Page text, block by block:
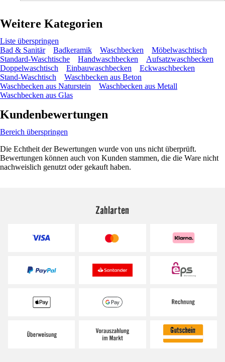
Weitere Kategorien
Liste überspringen
Bad & Sanitär
Badkeramik Waschbecken
Möbelwaschtisch
Standard-Waschtische
Handwaschbecken
Aufsatzwaschbecken
Doppelwaschtisch
Einbauwaschbecken
Eckwaschbecken
Stand-Waschtisch
Waschbecken aus Beton
Waschbecken aus Naturstein
Waschbecken aus Metall
Waschbecken aus Glas
Kundenbewertungen
Bereich überspringen
Die Echtheit der Bewertungen wurde von uns nicht überprüft.
Bewertungen können auch von Kunden stammen, die die Ware nicht
nachweislich genutzt oder gekauft haben.
Zahlarten